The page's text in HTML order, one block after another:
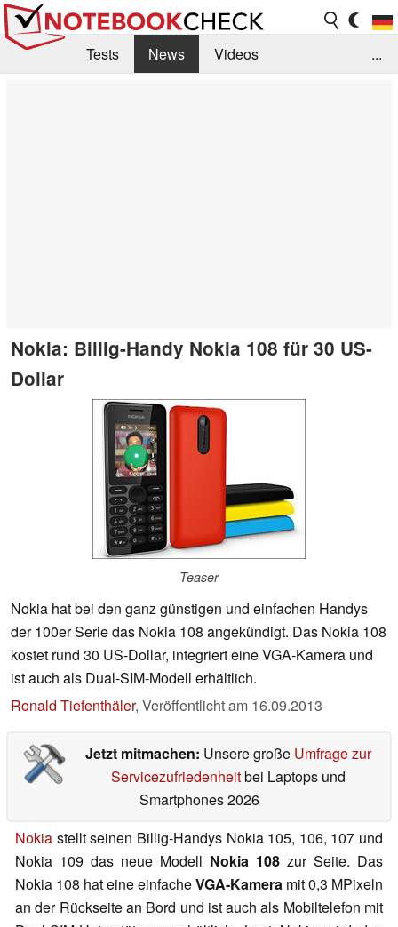
Tests News
Videos
...
Nokia: Billig-Handy Nokia 108 für 30 US-
Dollar
Teaser
Nokia hat bei den ganz günstigen und einfachen Handys
der 100er Serie das Nokia 108 angekündigt. Das Nokia 108
kostet rund 30 US-Dollar, integriert eine VGA-Kamera und
ist auch als Dual-SIM-Modell erhältlich.
Ronald Tiefenthäler, Veröffentlicht am 16.09.2013
Jetzt mitmachen: Unsere große Umfrage zur
Servicezufriedenheitbei Laptops und
Smartphones 2026
Nokia stellt seinen Billig-Handys Nokia 105, 106, 107 und
Nokia 109 das neue Modell Nokia 108 zur Seite. Das
Nokia 108 hat eine einfacheVGA-Kamera mit 0,3 MPixeln
an der Rückseite an Bord und ist auch als Mobiltelefon mit